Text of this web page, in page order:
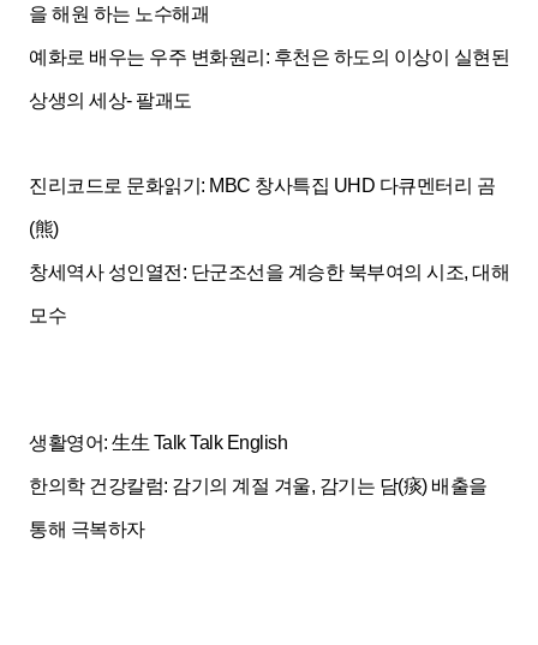
을 해원 하는 노수해괘
예화로 배우는 우주 변화원리: 후천은 하도의 이상이 실현된
상생의 세상- 팔괘도
진리코드로 문화읽기: MBC 창사특집 UHD 다큐멘터리 곰
(熊)
창세역사 성인열전: 단군조선을 계승한 북부여의 시조, 대해
모수
생활영어: 生生 Talk Talk English
한의학 건강칼럼: 감기의 계절 겨울, 감기는 담(痰) 배출을
통해 극복하자